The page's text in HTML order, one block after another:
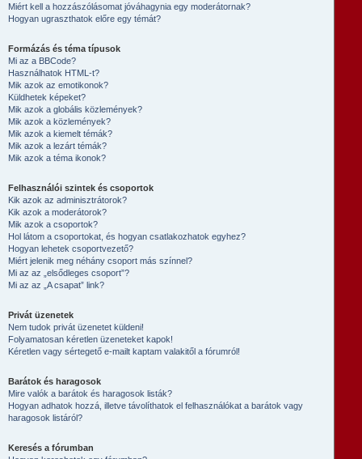
Miért kell a hozzászólásomat jóváhagynia egy moderátornak?
Hogyan ugraszthatok előre egy témát?
Formázás és téma típusok
Mi az a BBCode?
Használhatok HTML-t?
Mik azok az emotikonok?
Küldhetek képeket?
Mik azok a globális közlemények?
Mik azok a közlemények?
Mik azok a kiemelt témák?
Mik azok a lezárt témák?
Mik azok a téma ikonok?
Felhasználói szintek és csoportok
Kik azok az adminisztrátorok?
Kik azok a moderátorok?
Mik azok a csoportok?
Hol látom a csoportokat, és hogyan csatlakozhatok egyhez?
Hogyan lehetek csoportvezető?
Miért jelenik meg néhány csoport más színnel?
Mi az az „elsődleges csoport”?
Mi az az „A csapat” link?
Privát üzenetek
Nem tudok privát üzenetet küldeni!
Folyamatosan kéretlen üzeneteket kapok!
Kéretlen vagy sértegető e-mailt kaptam valakitől a fórumról!
Barátok és haragosok
Mire valók a barátok és haragosok listák?
Hogyan adhatok hozzá, illetve távolíthatok el felhasználókat a barátok vagy
haragosok listáról?
Keresés a fórumban